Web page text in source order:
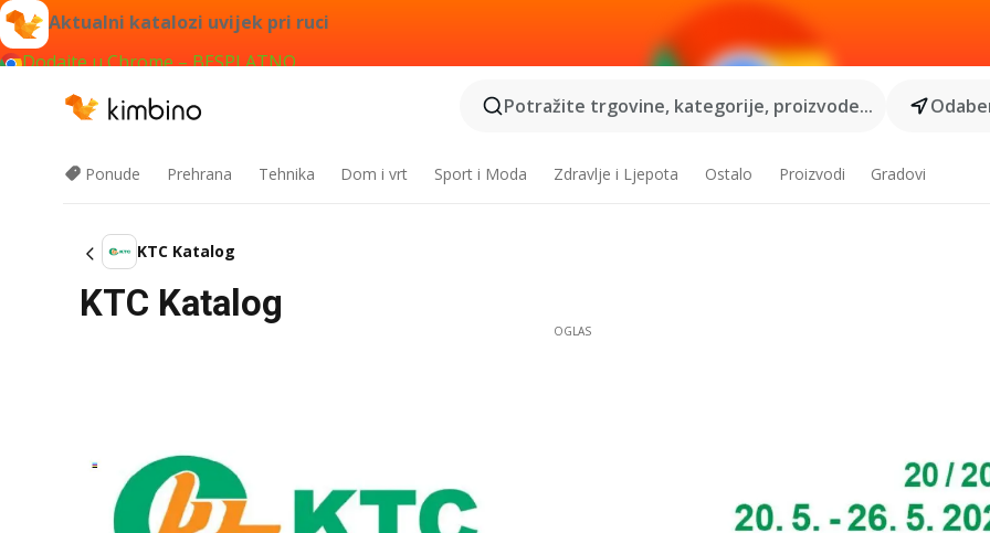
Aktualni katalozi uvijek pri ruci
Dodajte u Chrome – BESPLATNO
Potražite trgovine, kategorije, proizvode...
Ponude Prehrana Tehnika Dom i vrt Sport i Moda Zdravlje i Ljepota Ostalo Proizvodi Gradovi
KTC Katalog
KTC Katalog
OGLAS